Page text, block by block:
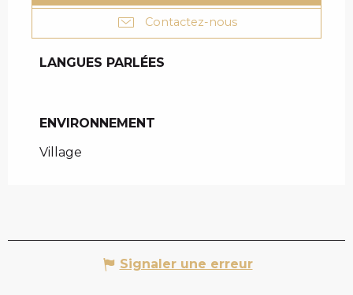
Contactez-nous
LANGUES PARLÉES
LANGUES PARLÉES
ENVIRONNEMENT
ENVIRONNEMENT
Village
Signaler une erreur